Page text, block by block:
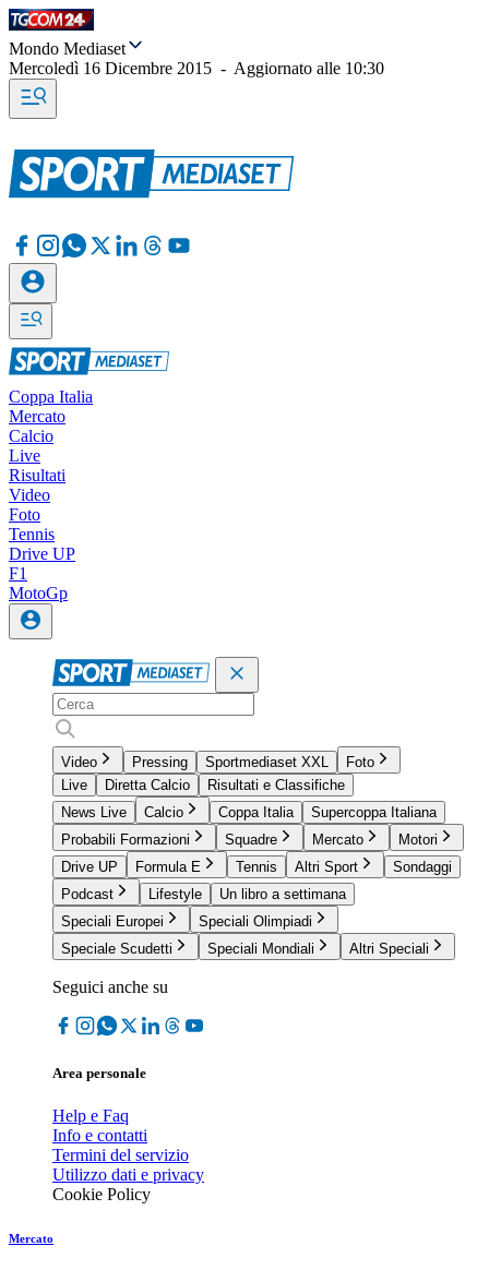
Mondo Mediaset
Mercoledì 16 Dicembre 2015 - Aggiornato alle 10:30
Coppa Italia
Mercato
Calcio
Live
Risultati
Video
Foto
Tennis
Drive UP
F1
MotoGp
Video Pressing Sportmediaset XXL
Foto
Live
Diretta Calcio
Risultati e Classifiche
News Live
Calcio Coppa Italia
Supercoppa Italiana
Probabili Formazioni
Squadre Mercato
Motori
Drive UP
Formula E Tennis Altri Sport
Sondaggi
Podcast
Lifestyle
Un libro a settimana
Speciali Europei
Speciali Olimpiadi
Speciale Scudetti
Speciali Mondiali Altri Speciali
Seguici anche su
Area personale
Help e Faq
Info e contatti
Termini del servizio
Utilizzo dati e privacy
Cookie Policy
Mercato